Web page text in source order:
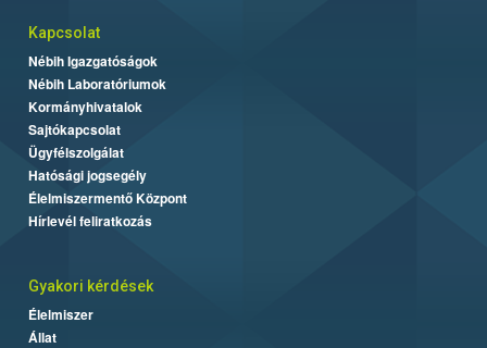
Kapcsolat
Nébih Igazgatóságok
Nébih Laboratóriumok
Kormányhivatalok
Sajtókapcsolat
Ügyfélszolgálat
Hatósági jogsegély
Élelmiszermentő Központ
Hírlevél feliratkozás
Gyakori kérdések
Élelmiszer
Állat